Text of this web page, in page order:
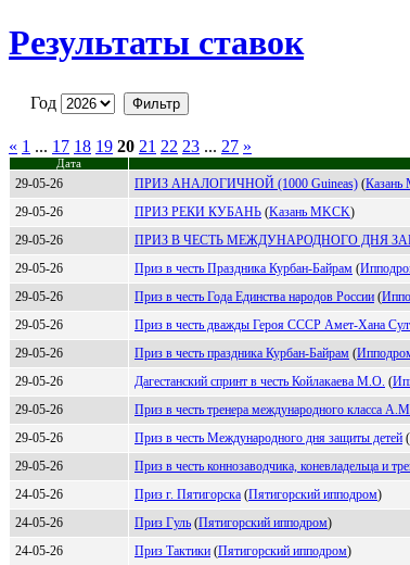
Результаты ставок
Год
« 1 ... 17 18 19 20 21 22 23 ... 27 »
Дата
29-05-26 ПРИЗ АНАЛОГИЧНОЙ (1000 Guineas) (Казань
29-05-26
ПРИЗ РЕКИ КУБАНЬ (Kазань МKСK)
29-05-26
ПРИЗ В ЧЕСТЬ МЕЖДУНАРОДНОГО ДНЯ
29-05-26
Приз в честь Праздника Курбан-Байрам (
29-05-26
Приз в честь Года Единства народов России (
29-05-26
Приз в честь дважды Героя СССР Амет-Хана
29-05-26
Приз в честь праздника Курбан-Байрам (
29-05-26
Дагестанский спринт в честь Койлакаева М.О. (
29-05-26
Приз в честь тренера международного класса
29-05-26
Приз в честь Международного дня защиты детей (
29-05-26
Приз в честь коннозаводчика, коневладельца и
24-05-26
Приз г. Пятигорска (Пятигopcкий иппoдpoм)
24-05-26
Приз Гуль (Пятигopcкий иппoдpoм)
24-05-26
Приз Тактики (Пятигoрcкий иппoдрoм)